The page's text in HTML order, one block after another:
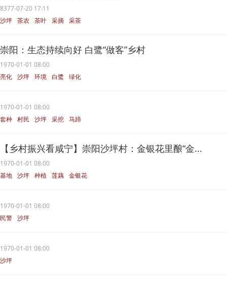
8377-07-20 17:11
沙坪 茶农 茶叶 采摘 采茶
崇阳：生态持续向好 白鹭“做客”乡村
1970-01-01 08:00
亮化 沙坪 环境 白鹭 绿化
1970-01-01 08:00
套种 村民 沙坪 采挖 马蹄
【乡村振兴看咸宁】崇阳沙坪村：金银花里酿“金...
1970-01-01 08:00
基地 沙坪 种植 莲藕 金银花
1970-01-01 08:00
民警 沙坪
1970-01-01 08:00
沙坪